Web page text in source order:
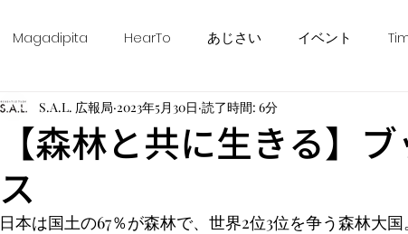
Magadipita HearTo あじさい イベント
【森林と共に生きる】
ス
S.A.L. 広報局 2023年5月30日 読了時間: 6分
日本は国土の67％が森林で、世界2位3位を争う森林大国。